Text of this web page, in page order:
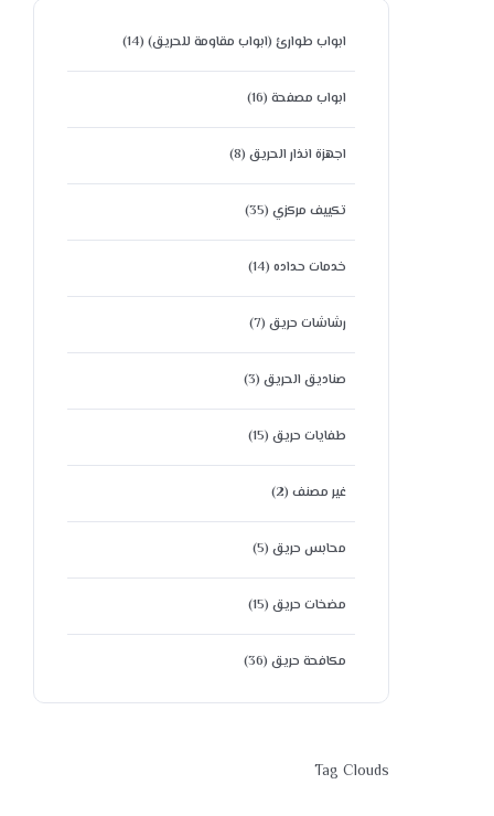
ابواب طوارئ (ابواب مقاومة للحريق) (14)
ابواب مصفحة (16)
اجهزة انذار الحريق (8)
تكييف مركزي (35)
خدمات حداده (14)
رشاشات حريق (7)
صناديق الحريق (3)
طفايات حريق (15)
غير مصنف (2)
محابس حريق (5)
مضخات حريق (15)
مكافحة حريق (36)
Tag Clouds